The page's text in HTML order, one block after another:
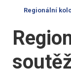
Regionální